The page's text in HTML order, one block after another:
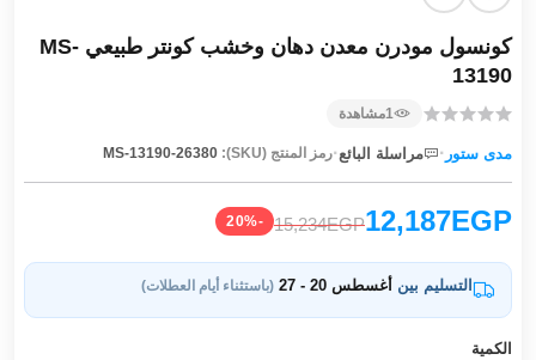
كونسول مودرن معدن دهان وخشب كونتر طبيعي MS-
13190
1مشاهدة
مدى ستور · مراسلة البائع ·رمز المنتج (SKU): MS-13190-26380
12,187EGP
15,234EGP
-20%
التسليم بين أغسطس 20 - 27 (باستثناء أيام العطلات)
الكمية